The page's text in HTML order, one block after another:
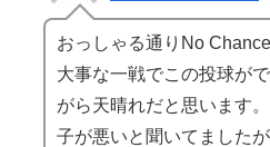
おっしゃる通りNo
大事な一戦でこの投球が
がら天晴れだと思います
子が悪いと聞いてました